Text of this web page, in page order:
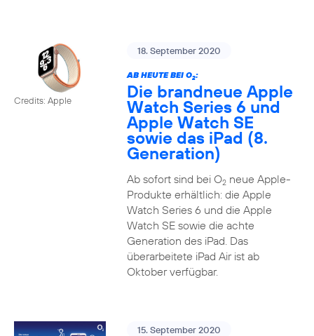
Credits: Apple
18. September 2020
AB HEUTE BEI O2:
Die brandneue Apple
Watch Series 6 und
Apple Watch SE
sowie das iPad (8.
Generation)
Ab sofort sind bei O2neue Apple-
Produkte erhältlich: die Apple
Watch Series 6 und die Apple
Watch SE sowie die achte
Generation des iPad. Das
überarbeitete iPad Air ist ab
Oktober verfügbar.
15. September 2020